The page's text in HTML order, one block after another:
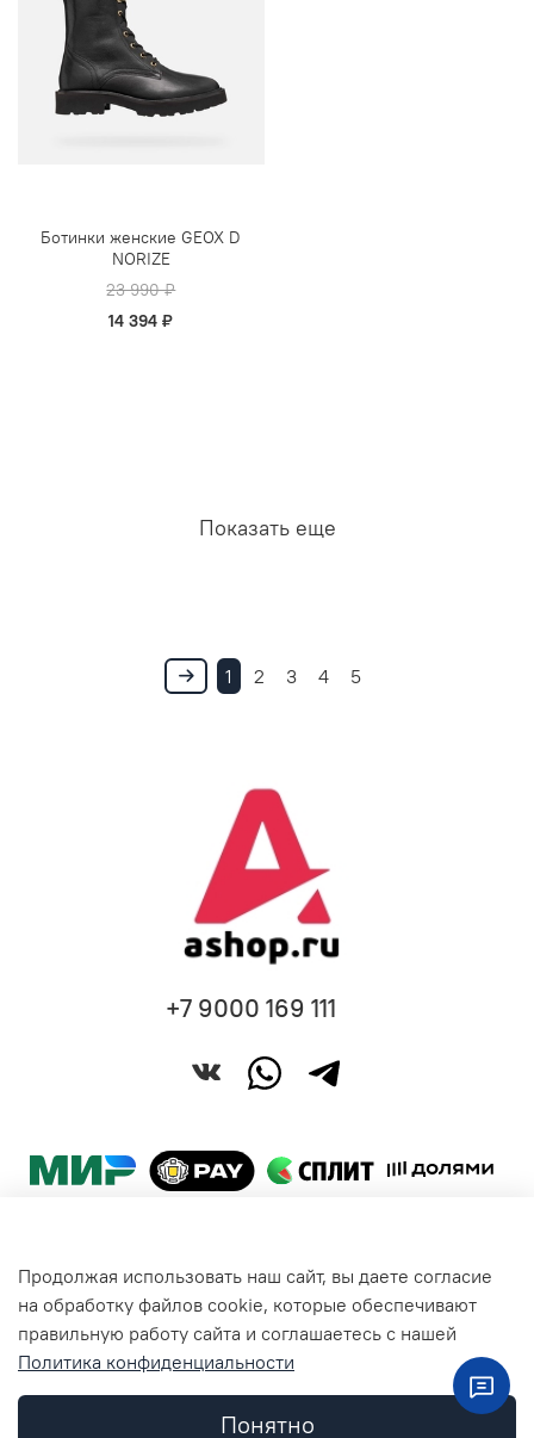
Ботинки женские GEOX D
NORIZE
23 990 ₽
14 394 ₽
Показать еще
1 2 3 4 5
Покупателям
Общая информация
+7 9000 169 111
Продолжая использовать наш сайт, вы даете согласие
на обработку файлов cookie, которые обеспечивают
правильную работу сайта и соглашаетесь с нашей
Политика конфиденциальности
Понятно